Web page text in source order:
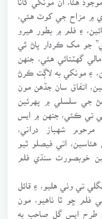
۾ مزاح جي کوٽ هئي،
۽ فلم ۾ بطور هيرو
جو مک ڪردار پاڻ ٿي
گهٽتائي هئي، جنهن
۽ مونکي به لاڳت ڪرڻ
اتفاق سان جڏهن مون
جي سلسلي ۾ پهرئين
تي ڪئي، جنهن ۾ ايس
شهباز دراني،
اتي فيصلو ٿيو
خوبصورت سنڌي فلم
تي وٺي هليو، ۽ قائل
ڇو ٿا ٺاهيو، مون
طرح ايس گل صاحب به